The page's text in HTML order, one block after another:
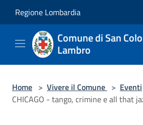
Regione Lombardia
Comune di San
Lambro
Home > Vivere il Comune > Eventi
CHICAGO - tango, crimine e all that